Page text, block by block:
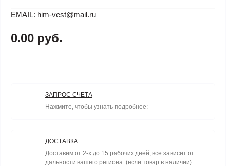
EMAIL: him-vest@mail.ru
0.00 руб.
ЗАПРОС СЧЕТА
Нажмите, чтобы узнать подробнее:
ДОСТАВКА
Доставим от 2-х до 15 рабочих дней, все зависит от
дальности вашего региона. (если товар в наличии)